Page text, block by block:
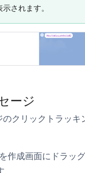
されます。
ージ
のクリックトラッキ
を作成画面にドラッ